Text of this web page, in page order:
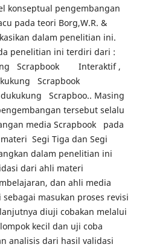
konseptual pengembangan
pada teori Borg,W.R. &
dalam penelitian ini.
penelitian ini terdiri dari :
Scrapbook Interaktif ,
Scrapbook
Scrapboo.. Masing
tersebut selalu
media Scrapbook pada
Segi Tiga dan Segi
dalam penelitian ini
dari ahli materi
dan ahli media
masukan proses revisi
diuji cobakan melalui
kecil dan uji coba
analisis dari hasil validasi